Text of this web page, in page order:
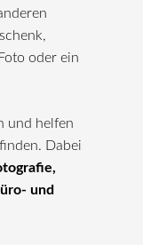
oder ein
und helfen
Dabei
und